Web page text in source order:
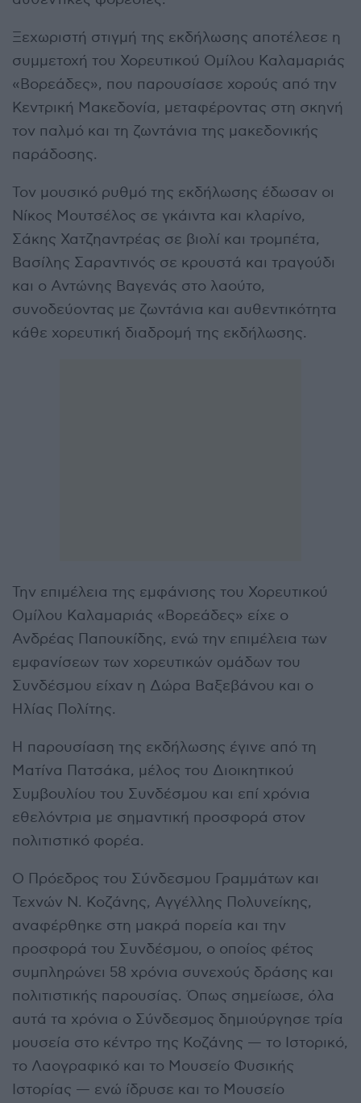
Ξεχωριστή στιγμή της εκδήλωσης αποτέλεσε η
συμμετοχή του Χορευτικού Ομίλου Καλαμαριάς
«Βορεάδες», που παρουσίασε χορούς από την
Κεντρική Μακεδονία, μεταφέροντας στη σκηνή
τον παλμό και τη ζωντάνια της μακεδονικής
παράδοσης.
Τον μουσικό ρυθμό της εκδήλωσης έδωσαν οι
Νίκος Μουτσέλος σε γκάιντα και κλαρίνο,
Σάκης Χατζηαντρέας σε βιολί και τρομπέτα,
Βασίλης Σαραντινός σε κρουστά και τραγούδι
και ο Αντώνης Βαγενάς στο λαούτο,
συνοδεύοντας με ζωντάνια και αυθεντικότητα
κάθε χορευτική διαδρομή της εκδήλωσης.
Την επιμέλεια της εμφάνισης του Χορευτικού
Ομίλου Καλαμαριάς «Βορεάδες» είχε ο
Ανδρέας Παπουκίδης, ενώ την επιμέλεια των
εμφανίσεων των χορευτικών ομάδων του
Συνδέσμου είχαν η Δώρα Βαξεβάνου και ο
Ηλίας Πολίτης.
Η παρουσίαση της εκδήλωσης έγινε από τη
Ματίνα Πατσάκα, μέλος του Διοικητικού
Συμβουλίου του Συνδέσμου και επί χρόνια
εθελόντρια με σημαντική προσφορά στον
πολιτιστικό φορέα.
Ο Πρόεδρος του Σύνδεσμου Γραμμάτων και
Τεχνών Ν. Κοζάνης, Αγγέλλης Πολυνείκης,
αναφέρθηκε στη μακρά πορεία και την
προσφορά του Συνδέσμου, ο οποίος φέτος
συμπληρώνει 58 χρόνια συνεχούς δράσης και
πολιτιστικής παρουσίας. Όπως σημείωσε, όλα
αυτά τα χρόνια ο Σύνδεσμος δημιούργησε τρία
μουσεία στο κέντρο της Κοζάνης — το Ιστορικό,
το Λαογραφικό και το Μουσείο Φυσικής
Ιστορίας — ενώ ίδρυσε και το Μουσείο